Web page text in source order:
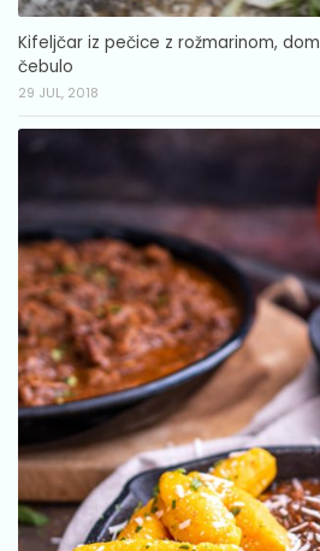
Kifeljčar iz pečice z rožmarinom,
čebulo
29 JUL, 2018